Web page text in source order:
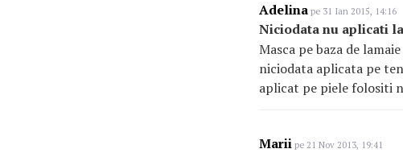
Adelina pe 31 Ian 2015, 14:16
Niciodata nu aplicati
Masca pe baza de
niciodata aplicata pe
aplicat pe piele folositi
Marii pe 21 Nov 2013, 19:41